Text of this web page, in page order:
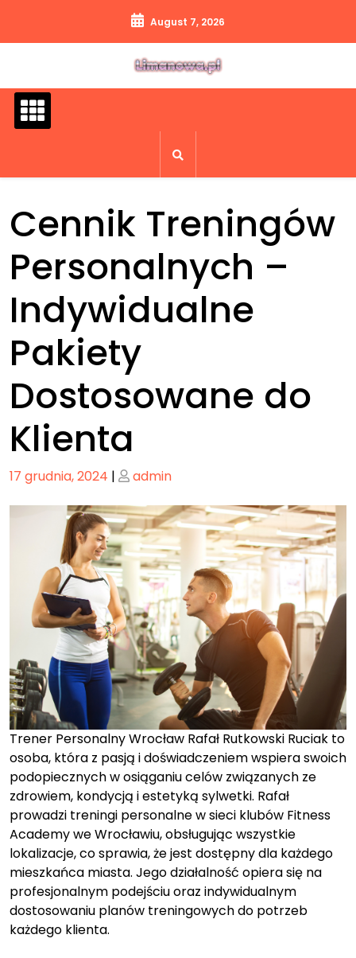
content
August 7, 2026
Cennik Treningów
Personalnych –
Indywidualne
Pakiety
Dostosowane do
Klienta
Posted
17 grudnia, 2024 | Posted
admin
Trener Personalny Wrocław Rafał Rutkowski Ruciak to
osoba, która z pasją i doświadczeniem wspiera swoich
podopiecznych w osiąganiu celów związanych ze
zdrowiem, kondycją i estetyką sylwetki. Rafał
prowadzi treningi personalne w sieci klubów Fitness
Academy we Wrocławiu, obsługując wszystkie
lokalizacje, co sprawia, że jest dostępny dla każdego
mieszkańca miasta. Jego działalność opiera się na
profesjonalnym podejściu oraz indywidualnym
dostosowaniu planów treningowych do potrzeb
każdego klienta.